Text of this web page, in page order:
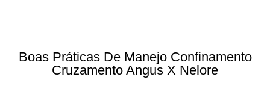
Boas Práticas De Manejo Confinamento
Cruzamento Angus X Nelore